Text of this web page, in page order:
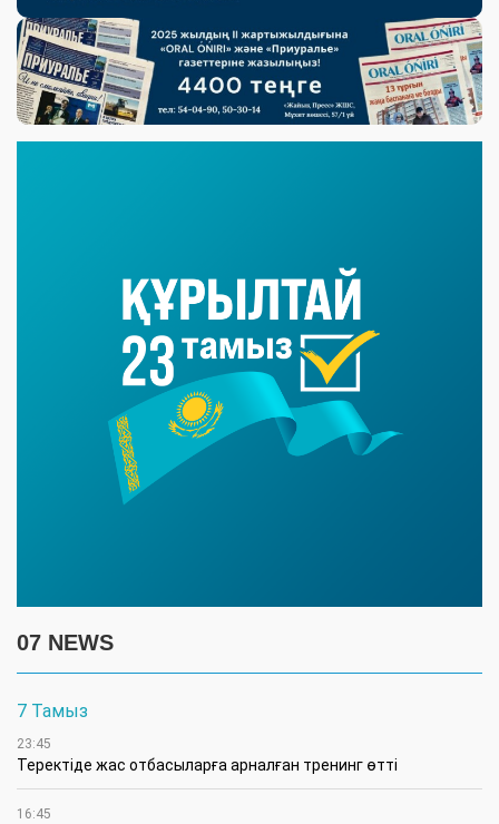
07 NEWS
7 Тамыз
23:45
​Теректіде жас отбасыларға арналған тренинг өтті
16:45